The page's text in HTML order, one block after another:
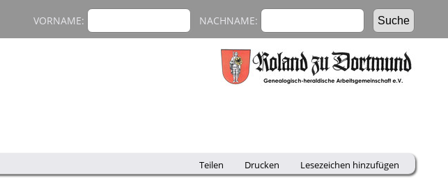
VORNAME: NACHNAME:
Teilen Drucken Lesezeichen hinzufügen